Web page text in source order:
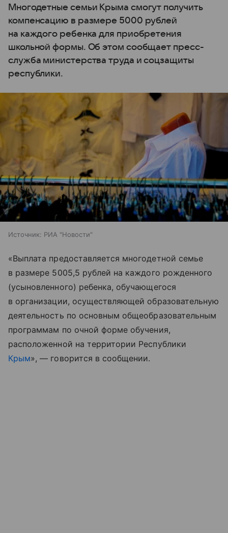
Многодетные семьи Крыма смогут получить
компенсацию в размере 5000 рублей
на каждого ребенка для приобретения
школьной формы. Об этом сообщает пресс-
служба министерства труда и соцзащиты
республики.
Источник: РИА "Новости"
«Выплата предоставляется многодетной семье
в размере 5005,5 рублей на каждого рожденного
(усыновленного) ребенка, обучающегося
в организации, осуществляющей образовательную
деятельность по основным общеобразовательным
программам по очной форме обучения,
расположенной на территории Республики
Крым», — говорится в сообщении.